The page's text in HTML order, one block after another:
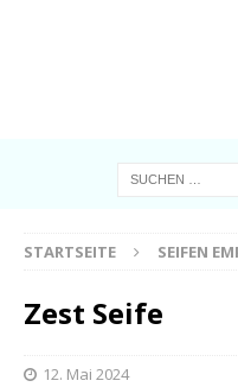
STARTSEITE SEIFEN
Zest Seife
12. Mai 2024